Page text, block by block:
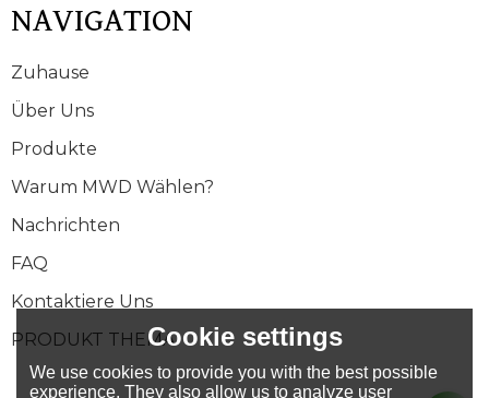
NAVIGATION
Zuhause
Über Uns
Produkte
Warum MWD Wählen?
Nachrichten
FAQ
Kontaktiere Uns
PRODUKT THEMACookie settings
We use cookies to provide you with the best possible
experience. They also allow us to analyze user